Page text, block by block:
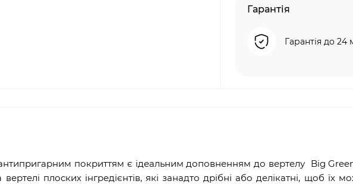
Гарантія
Гарантія до 24
покриттям є ідеальним доповненням до вертелу Big
плоских інгредієнтів, які занадто дрібні або делікатні, щоб їх